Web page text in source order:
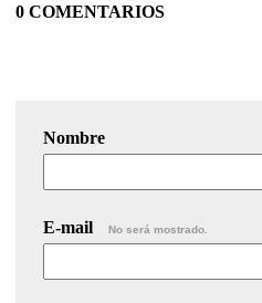
0 COMENTARIOS
Nombre
E-mail No será mostrado.